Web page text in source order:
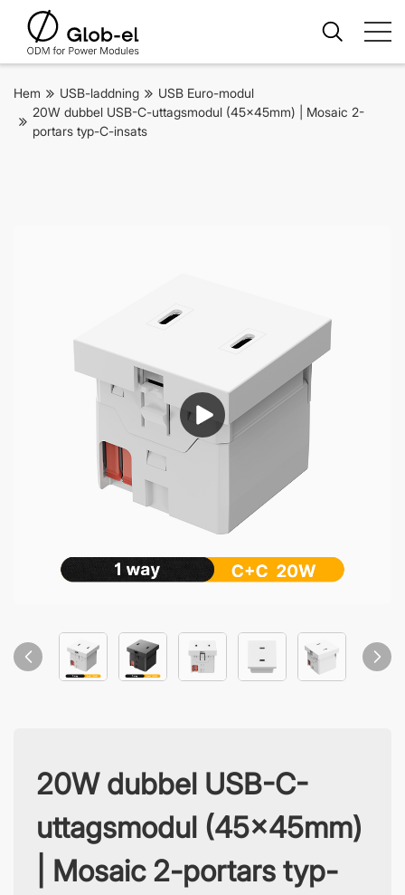
Hem USB-laddning
USB Euro-modul
20W dubbel USB-C-uttagsmodul (45x45mm) | Mosaic 2-
portars typ-C-insats
20W dubbel USB-C-
uttagsmodul (45x45mm)
| Mosaic 2-portars typ-